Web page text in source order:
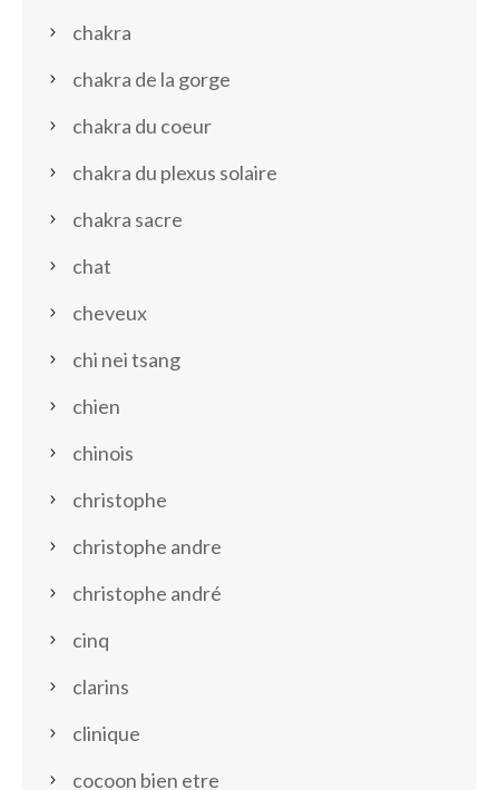
chakra
chakra de la gorge
chakra du coeur
chakra du plexus solaire
chakra sacre
chat
cheveux
chi nei tsang
chien
chinois
christophe
christophe andre
christophe andré
cinq
clarins
clinique
cocoon bien etre